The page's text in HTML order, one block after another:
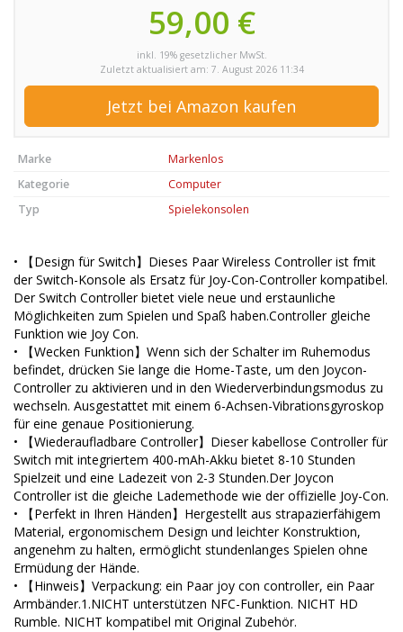
59,00 €
inkl. 19% gesetzlicher MwSt.
Zuletzt aktualisiert am: 7. August 2026 11:34
Jetzt bei Amazon kaufen
Marke
Markenlos
Kategorie
Computer
Typ
Spielekonsolen
• 【Design für Switch】Dieses Paar Wireless Controller ist fmit
der Switch-Konsole als Ersatz für Joy-Con-Controller kompatibel.
Der Switch Controller bietet viele neue und erstaunliche
Möglichkeiten zum Spielen und Spaß haben.Controller gleiche
Funktion wie Joy Con.
• 【Wecken Funktion】Wenn sich der Schalter im Ruhemodus
befindet, drücken Sie lange die Home-Taste, um den Joycon-
Controller zu aktivieren und in den Wiederverbindungsmodus zu
wechseln. Ausgestattet mit einem 6-Achsen-Vibrationsgyroskop
für eine genaue Positionierung.
• 【Wiederaufladbare Controller】Dieser kabellose Controller für
Switch mit integriertem 400-mAh-Akku bietet 8-10 Stunden
Spielzeit und eine Ladezeit von 2-3 Stunden.Der Joycon
Controller ist die gleiche Lademethode wie der offizielle Joy-Con.
• 【Perfekt in Ihren Händen】Hergestellt aus strapazierfähigem
Material, ergonomischem Design und leichter Konstruktion,
angenehm zu halten, ermöglicht stundenlanges Spielen ohne
Ermüdung der Hände.
• 【Hinweis】Verpackung: ein Paar joy con controller, ein Paar
Armbänder.1.NICHT unterstützen NFC-Funktion. NICHT HD
Rumble. NICHT kompatibel mit Original Zubehör.